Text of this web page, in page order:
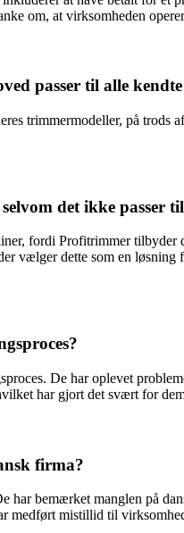
om, at virksomheden
passer til alle
trimmermodeller, på
det ikke passer
fordi Profitrimmer
vælger dette som en
De har oplevet
har gjort det svært for
firma?
bemærket manglen på
medført mistillid til